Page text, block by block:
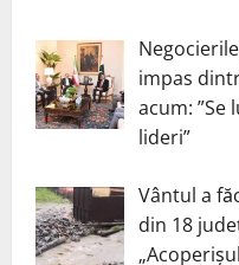
impas
acum: ”Se
lideri”
Vântul a
din 18